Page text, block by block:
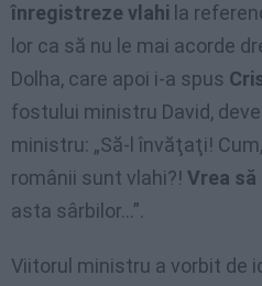
înregistreze vlahi la
lor ca să nu le mai acorde
Dolha, care apoi i-a spus
fostului ministru David,
ministru: „Să-l învăţaţi!
românii sunt vlahi?! Vrea să
asta sârbilor…”.
Viitorul ministru a vorbit de